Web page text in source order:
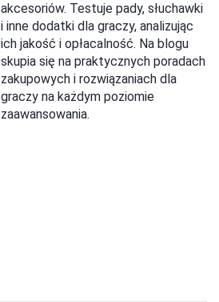
akcesoriów. Testuje pady, słuchawki
i inne dodatki dla graczy, analizując
ich jakość i opłacalność. Na blogu
skupia się na praktycznych poradach
zakupowych i rozwiązaniach dla
graczy na każdym poziomie
zaawansowania.